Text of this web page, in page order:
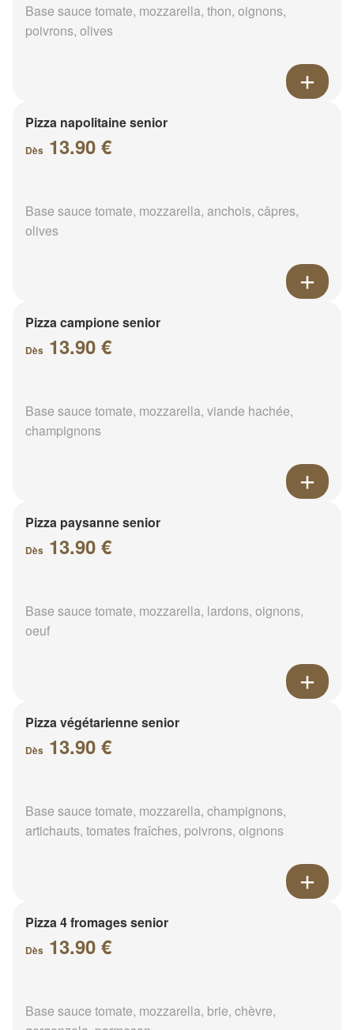
Base sauce tomate, mozzarella, thon, oignons,
poivrons, olives
Pizza napolitaine senior
Dès 13.90 €
Base sauce tomate, mozzarella, anchois, câpres,
olives
Pizza campione senior
Dès 13.90 €
Base sauce tomate, mozzarella, viande hachée,
champignons
Pizza paysanne senior
Dès 13.90 €
Base sauce tomate, mozzarella, lardons, oignons,
oeuf
Pizza végétarienne senior
Dès 13.90 €
Base sauce tomate, mozzarella, champignons,
artichauts, tomates fraîches, poivrons, oignons
Pizza 4 fromages senior
Dès 13.90 €
Base sauce tomate, mozzarella, brie, chèvre,